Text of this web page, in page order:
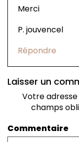
Merci
P. jouvencel
Répondre
Laisser un
Votre
champs
Commentaire